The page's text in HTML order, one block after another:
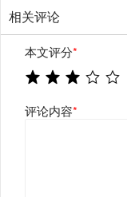
相关评论
本文评分*
评论内容*